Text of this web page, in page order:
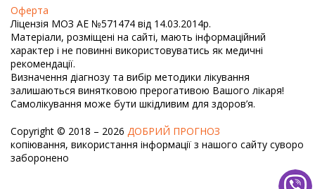
Оферта
Ліцензія МОЗ АЕ №571474 від 14.03.2014р.
Матеріали, розміщені на сайті, мають інформаційний
характер і не повинні використовуватись як медичні
рекомендації.
Визначення діагнозу та вибір методики лікування
залишаються винятковою прерогативою Вашого лікаря!
Самолікування може бути шкідливим для здоров’я.
Copyright © 2018 – 2026 ДОБРИЙ ПРОГНОЗ
копіювання, використання інформації з нашого сайту суворо
заборонено